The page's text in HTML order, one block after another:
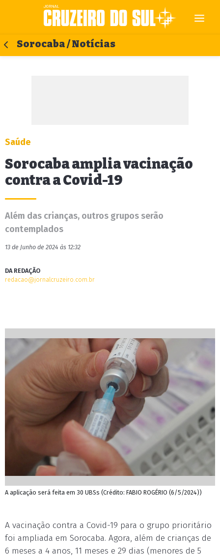
Sorocaba / Notícias
Saúde
Sorocaba amplia vacinação
contra a Covid-19
Além das crianças, outros grupos serão
contemplados
13 de Junho de 2024 às 12:32
DA REDAÇÃO
redacao@jornalcruzeiro.com.br
A aplicação será feita em 30 UBSs (Crédito: FABIO ROGÉRIO (6/5/2024))
A vacinação contra a Covid-19 para o grupo prioritário
foi ampliada em Sorocaba. Agora, além de crianças de
6 meses a 4 anos, 11 meses e 29 dias (menores de 5